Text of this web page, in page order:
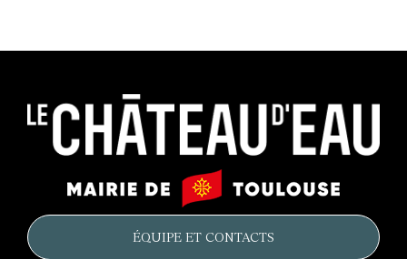
château
d'eau
Mairie
de
ÉQUIPE ET CONTACTS